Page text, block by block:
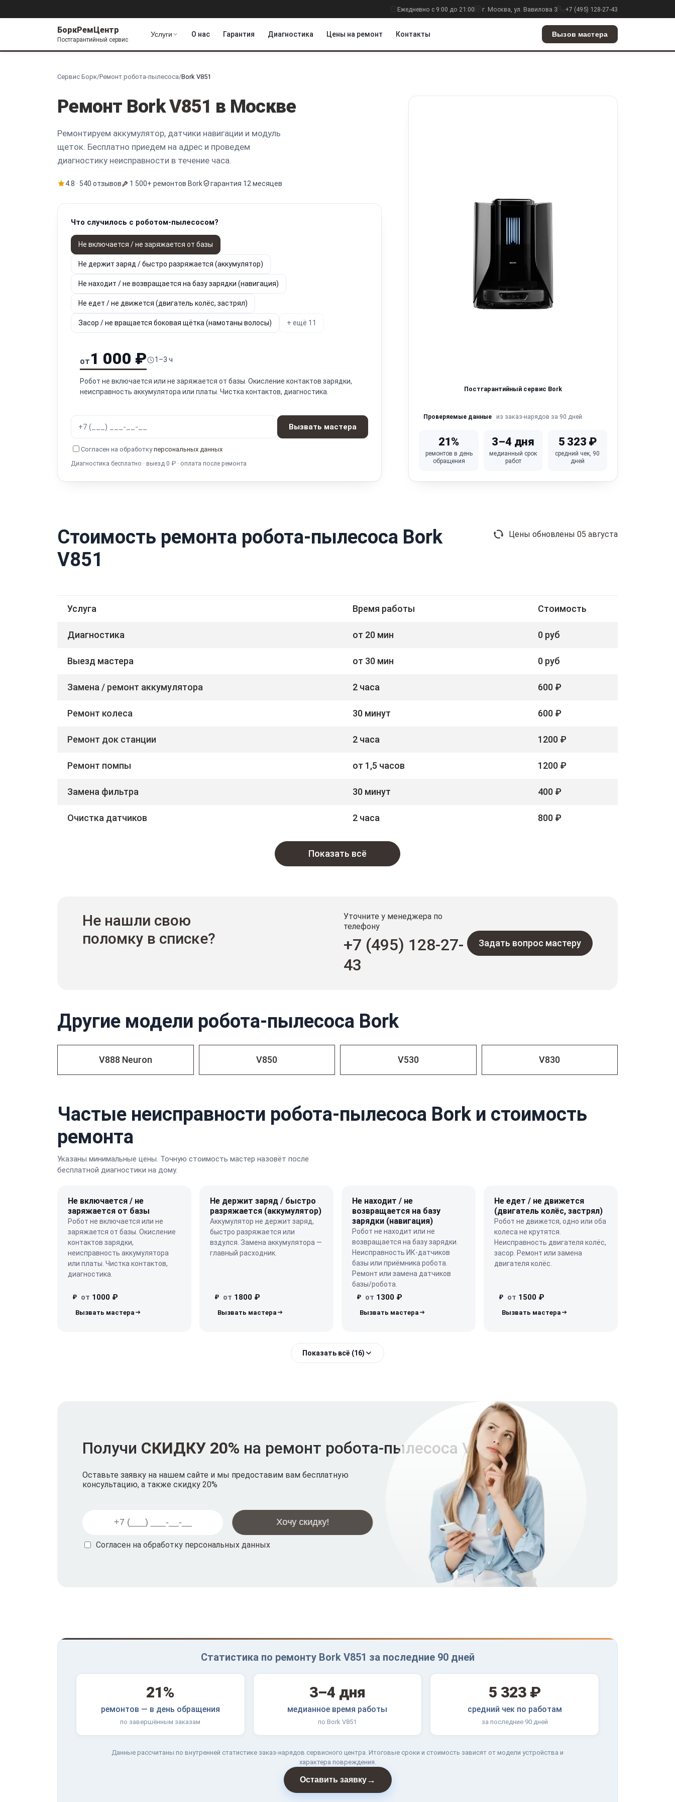
Ежедневно с 9:00 до 21:00 г. Москва, ул. Вавилова 3 +7 (495) 128-27-43
БоркРемЦентр
Постгарантийный сервис
Услуги О нас Гарантия Диагностика Цены на ремонт Контакты Вызов мастера
Сервис Борк/Ремонт робота-пылесоса/Bork V851
Ремонт BorkV851 в Москве
Ремонтируем аккумулятор, датчики навигации и модуль
щеток. Бесплатно приедем на адрес и проведем
диагностику неисправности в течение часа.
4.8 · 540 отзывов 1 500+ ремонтов Bork гарантия 12 месяцев
Что случилось с роботом-пылесосом?
Не включается / не заряжается от базы
Не держит заряд / быстро разряжается (аккумулятор)
Не находит / не возвращается на базу зарядки (навигация)
Не едет / не движется (двигатель колёс, застрял)
Засор / не вращается боковая щётка (намотаны волосы) + ещё 11
от 1 000 ₽ 1–3 ч
Робот не включается или не заряжается от базы. Окисление контактов зарядки,
неисправность аккумулятора или платы. Чистка контактов, диагностика.
Вызвать мастера
Согласен на обработкуперсональных данных
Диагностика бесплатно · выезд 0 ₽ · оплата после ремонта
Постгарантийный сервис Bork
Проверяемые данные из заказ-нарядов за 90 дней
21%
ремонтов в день
обращения
3–4 дня
медианный срок
работ
5 323 ₽
средний чек, 90
дней
Стоимость ремонта робота-пылесоса Bork
V851
Цены обновлены 05 августа
Услуга Время работы Стоимость
Диагностика от 20 мин 0 руб
Выезд мастера от 30 мин 0 руб
Замена / ремонт аккумулятора 2 часа 600 ₽
Ремонт колеса 30 минут 600 ₽
Ремонт док станции 2 часа 1200 ₽
Ремонт помпы от 1,5 часов 1200 ₽
Замена фильтра 30 минут 400 ₽
Очистка датчиков 2 часа 800 ₽
Показать всё
Не нашли свою
поломку в списке?
Уточните у менеджера по
телефону
+7 (495) 128-27-
43
Задать вопрос мастеру
Другие модели робота-пылесоса Bork
V888 Neuron V850 V530 V830
Частые неисправности робота-пылесоса Bork и стоимость
ремонта
Указаны минимальные цены. Точную стоимость мастер назовёт после
бесплатной диагностики на дому.
Не включается / не
заряжается от базы
Робот не включается или не
заряжается от базы. Окисление
контактов зарядки,
неисправность аккумулятора
или платы. Чистка контактов,
диагностика.
₽ от 1000 ₽
Не держит заряд / быстро
разряжается (аккумулятор)
Аккумулятор не держит заряд,
быстро разряжается или
вздулся. Замена аккумулятора —
главный расходник.
₽ от 1800 ₽
Не находит / не
возвращается на базу
зарядки (навигация)
Робот не находит или не
возвращается на базу зарядки.
Неисправность ИК-датчиков
базы или приёмника робота.
Ремонт или замена датчиков
базы/робота.
₽ от 1300 ₽
Не едет / не движется
(двигатель колёс, застрял)
Робот не движется, одно или оба
колеса не крутятся.
Неисправность двигателя колёс,
засор. Ремонт или замена
двигателя колёс.
₽ от 1500 ₽
Показать всё (16)
Получи СКИДКУ 20% на ремонт робота-пылесоса V851
Оставьте заявку на нашем сайте и мы предоставим вам бесплатную
консультацию, а также скидку 20%
Согласен на обработку персональных данных
Статистика по ремонту Bork V851 за последние 90 дней
21%
ремонтов — в день обращения
по завершённым заказам
3–4 дня
медианное время работы
по Bork V851
5 323 ₽
средний чек по работам
за последние 90 дней
Данные рассчитаны по внутренней статистике заказ-нарядов сервисного центра. Итоговые сроки и стоимость зависят от модели устройства и
характера повреждения.
Оставить заявку→